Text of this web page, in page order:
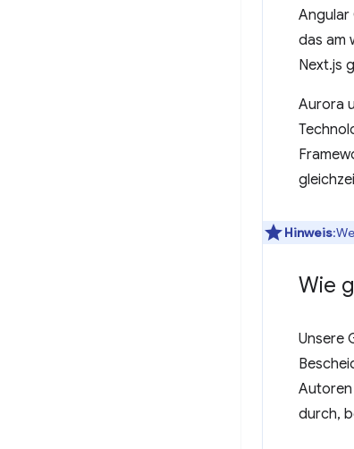
Angular
das am
Next.js
Aurora
Hinweis
Wie
Unsere
durch,